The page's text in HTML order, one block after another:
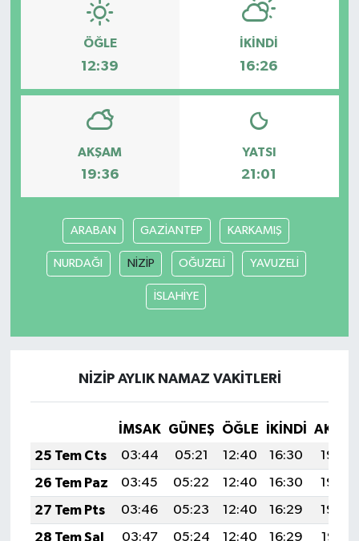
ÖĞLE
12:39
İKINDI
16:26
AKŞAM
19:36
YATSI
21:01
ARABAN GAZİANTEP KARKAMIŞ
NURDAĞI NİZİP OĞUZELİ YAVUZELİ
İSLAHİYE
NİZİP AYLIK NAMAZ VAKITLERI
İMSAK GÜNEŞ ÖĞLE İKINDI
25 Tem Cts
03:44 05:21 12:40 16:30
19:50
26 Tem Paz
03:45 05:22 12:40 16:30
19:49
27 Tem Pts
03:46 05:23 12:40 16:29
19:48
28 Tem Sal
03:47 05:24 12:40 16:29
19:47